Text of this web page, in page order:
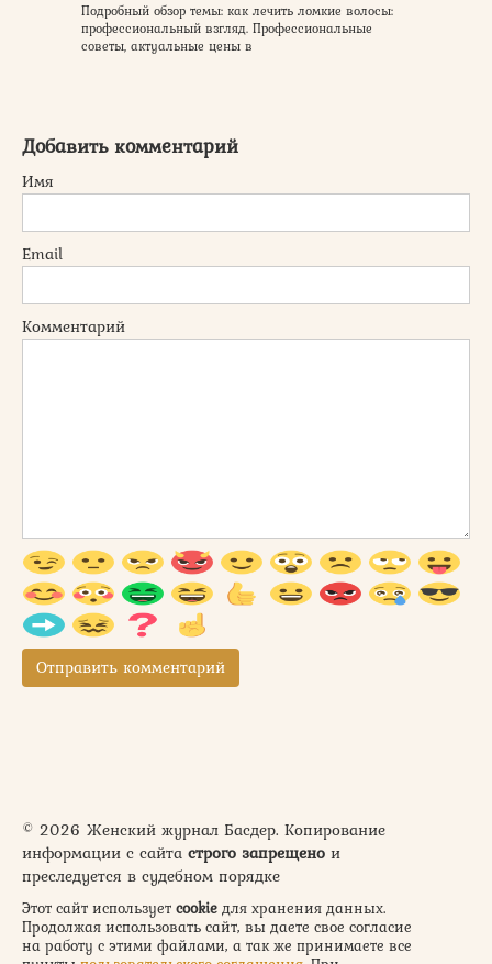
Подробный обзор темы: как лечить ломкие волосы:
профессиональный взгляд. Профессиональные
советы, актуальные цены в
Добавить комментарий
Имя
Email
Комментарий
© 2026 Женский журнал Басдер. Копирование
информации с сайта строго запрещено и
преследуется в судебном порядке
Этот сайт использует cookie для хранения данных.
Продолжая использовать сайт, вы даете свое согласие
на работу с этими файлами, а так же принимаете все